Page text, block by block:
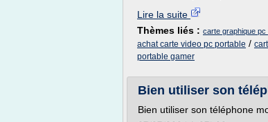
Lire la suite
Thèmes liés : carte graphique
achat carte video pc portable /
portable gamer
Bien utiliser son
Bien utiliser son téléphone